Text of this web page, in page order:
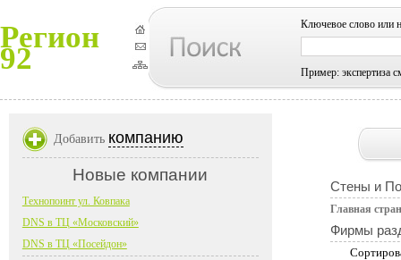
Регион
92
Ключевое слово или
Пример: экспертиза
Стены и
Главная
Фирмы
Добавить компанию
Новые компании
Технопоинт ул. Ковпака
DNS в ТЦ «Московский»
DNS в ТЦ «Посейдон»